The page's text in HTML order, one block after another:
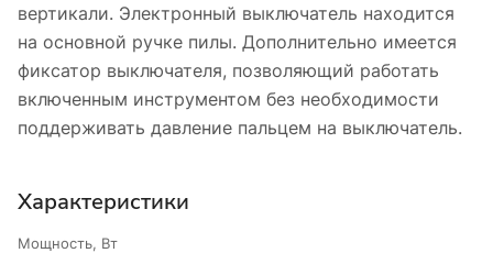
вертикали. Электронный выключатель находится
на основной ручке пилы. Дополнительно имеется
фиксатор выключателя, позволяющий работать
включенным инструментом без необходимости
поддерживать давление пальцем на выключатель.
Характеристики
Мощность, Вт